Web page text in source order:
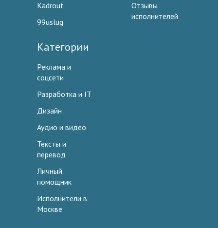
Kadrout
99uslug
Отзывы
исполнителей
Категории
Реклама и
соцсети
Разработка и IT
Дизайн
Аудио и видео
Тексты и
перевод
Личный
помощник
Исполнители в
Москве